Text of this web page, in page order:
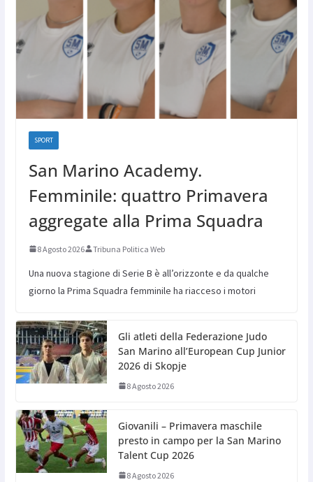
SPORT
San Marino Academy.
Femminile: quattro Primavera
aggregate alla Prima Squadra
8 Agosto 2026 Tribuna Politica Web
Una nuova stagione di Serie B è all’orizzonte e da qualche
giorno la Prima Squadra femminile ha riacceso i motori
Gli atleti della Federazione Judo
San Marino all’European Cup Junior
2026 di Skopje
8 Agosto 2026
Giovanili – Primavera maschile
presto in campo per la San Marino
Talent Cup 2026
8 Agosto 2026